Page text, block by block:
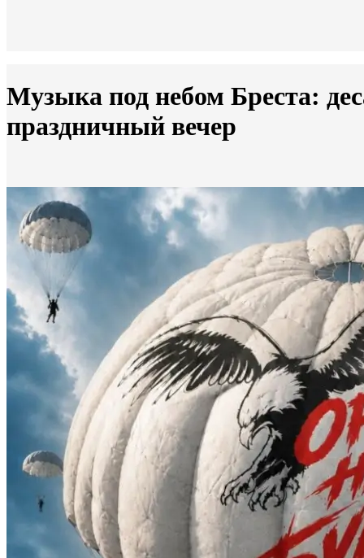
Музыка под небом Бреста:
праздничный вечер